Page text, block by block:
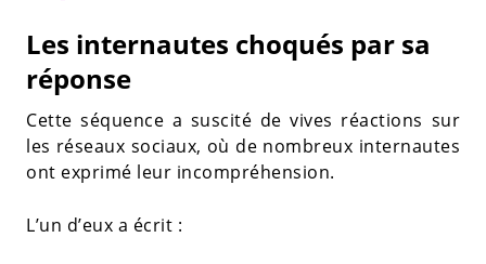
Les internautes choqués par sa
réponse
Cette séquence a suscité de vives réactions sur
les réseaux sociaux, où de nombreux internautes
ont exprimé leur incompréhension.
L’un d’eux a écrit :